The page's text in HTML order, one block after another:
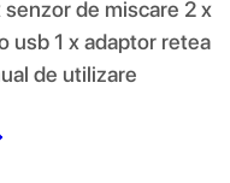
senzor de miscare 2 x
usb 1 x adaptor retea
de utilizare